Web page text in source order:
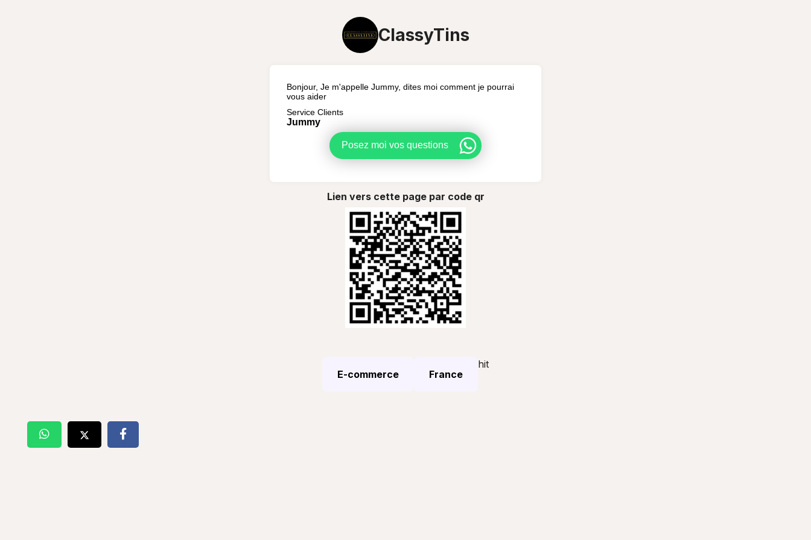
ClassyTins
Bonjour, Je m'appelle Jummy, dites moi comment je pourrai
vous aider
Service Clients
Jummy
Posez moi vos questions
Lien vers cette page par code qr
E-commerce France
hit